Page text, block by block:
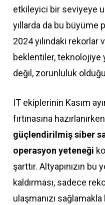
etkileyici bir seviyeye
yıllarda da bu
2024 yılındaki rekorlar
beklentiler, teknolojiye
değil, zorunluluk
IT ekiplerinin Kasım
fırtınasına
güçlendirilmiş siber
operasyon yeteneği
şarttır. Altyapınızın
kaldırması, sadece
ulaşmanızı